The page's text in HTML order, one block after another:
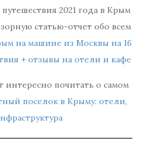
2021 года в Крым
статью-отчет обо всем
на машине из Москвы на 16
+ отзывы на отели и кафе
интересно почитать о самом
поселок в Крыму: отели,